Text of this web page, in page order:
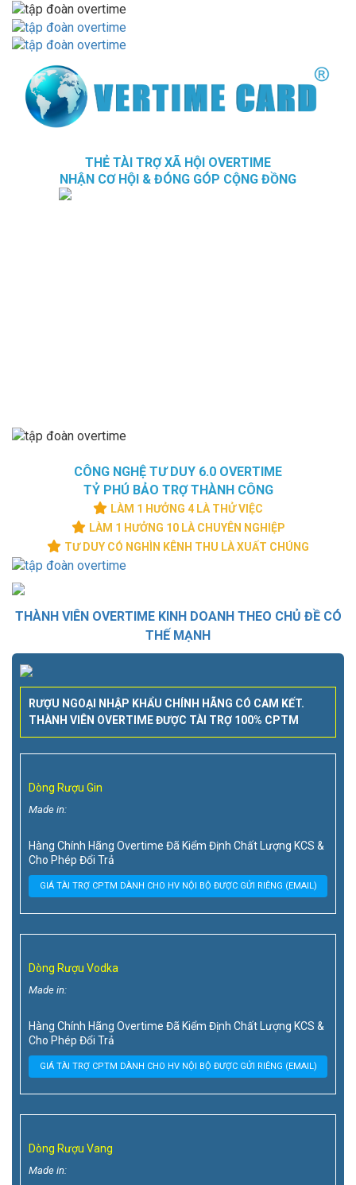
THẺ TÀI TRỢ XÃ HỘI OVERTIME
NHẬN CƠ HỘI & ĐÓNG GÓP CỘNG ĐỒNG
CÔNG NGHỆ TƯ DUY 6.0 OVERTIME
TỶ PHÚ BẢO TRỢ THÀNH CÔNG
LÀM 1 HƯỞNG 4 LÀ THỬ VIỆC
LÀM 1 HƯỞNG 10 LÀ CHUYÊN NGHIỆP
TƯ DUY CÓ NGHÌN KÊNH THU LÀ XUẤT CHÚNG
THÀNH VIÊN OVERTIME KINH DOANH THEO CHỦ ĐỀ CÓ
THẾ MẠNH
RƯỢU NGOẠI NHẬP KHẨU CHÍNH HÃNG CÓ CAM KẾT.
THÀNH VIÊN OVERTIME ĐƯỢC TÀI TRỢ 100% CPTM
Dòng Rượu Gin
Made in:
Hàng Chính Hãng Overtime Đã Kiểm Định Chất Lượng KCS &
Cho Phép Đổi Trả
GIÁ TÀI TRỢ CPTM DÀNH CHO HV NỘI BỘ ĐƯỢC GỬI RIÊNG (EMAIL)
Dòng Rượu Vodka
Made in:
Hàng Chính Hãng Overtime Đã Kiểm Định Chất Lượng KCS &
Cho Phép Đổi Trả
GIÁ TÀI TRỢ CPTM DÀNH CHO HV NỘI BỘ ĐƯỢC GỬI RIÊNG (EMAIL)
Dòng Rượu Vang
Made in: